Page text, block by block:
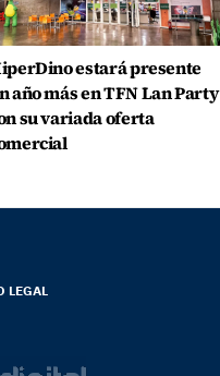
estará presente
año más en TFN Lan Party
su variada oferta
LEGAL